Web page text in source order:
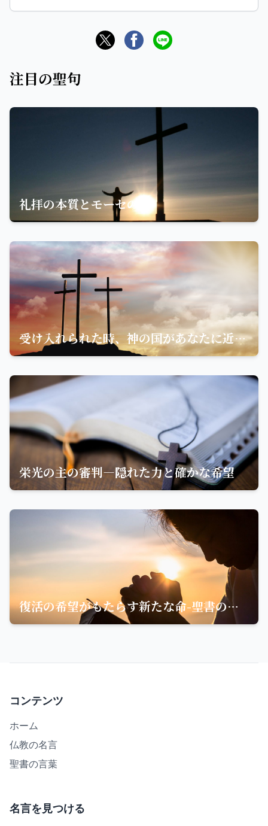
注目の聖句
礼拝の本質とモーセの姿
受け入れられた時、神の国があなたに近づく
栄光の主の審判—隠れた力と確かな希望
復活の希望がもたらす新たな命-聖書の言葉から学ぶ
コンテンツ
ホーム
仏教の名言
聖書の言葉
名言を見つける